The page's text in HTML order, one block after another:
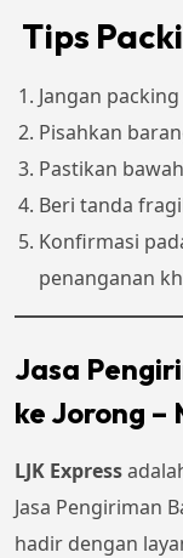
Tips
Jangan
Pisahkan
Pastikan
Beri tanda
Konfirmasi
penanganan
Jasa
ke Jorong –
LJK Express
Jasa Pengiriman
hadir dengan